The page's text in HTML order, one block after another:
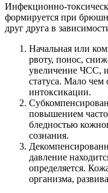
Инфекционно-
формируется при
друг друга в
Начальная или
рвоту, понос,
увеличение ЧСС,
статуса. Мало чем
интоксикации.
повышением
бледностью
сознания.
давление
определяется.
организма,